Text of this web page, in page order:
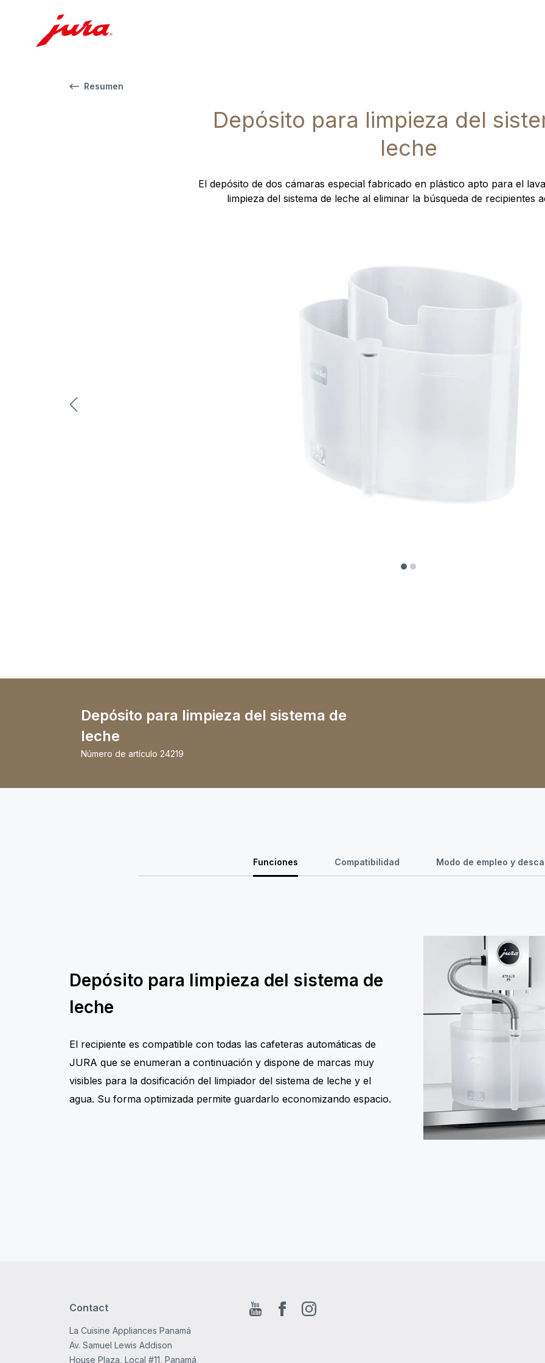
Resumen
Depósito para limpieza del
leche
El depósito de dos cámaras especial fabricado en plástico apto para el
limpieza del sistema de leche al eliminar la búsqueda de recipientes
Depósito para limpieza del sistema de
leche
Número de artículo 24219
Funciones Compatibilidad Modo de empleo y
Depósito para limpieza del sistema de
leche
El recipiente es compatible con todas las cafeteras automáticas de
JURA que se enumeran a continuación y dispone de marcas muy
visibles para la dosificación del limpiador del sistema de leche y el
agua. Su forma optimizada permite guardarlo economizando espacio.
Contact
La Cuisine Appliances Panamá
Av. Samuel Lewis Addison
House Plaza, Local #11, Panamá